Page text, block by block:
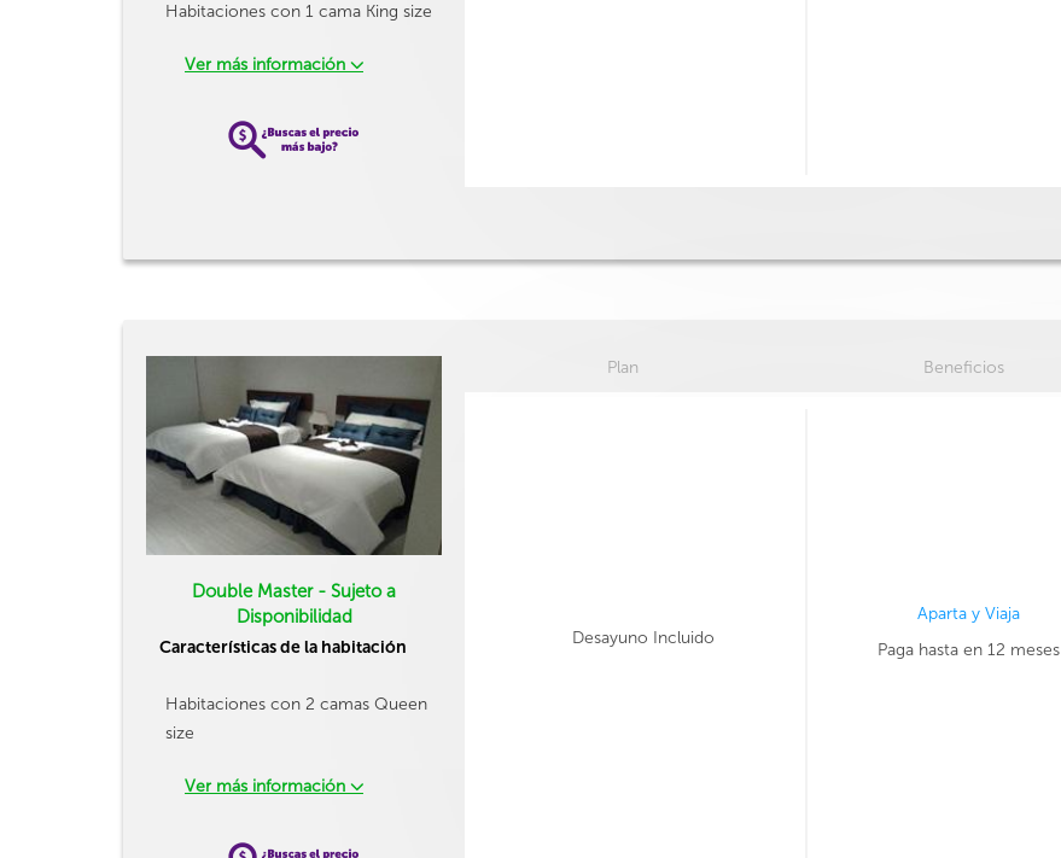
Habitaciones con 1 cama King size
Ver más información
Double Master - Sujeto a
Disponibilidad
Características de la habitación
Habitaciones con 2 camas Queen
size
Ver más información
Plan Beneficios
Desayuno Incluido
Aparta y Viaja
Paga hasta en 12 meses